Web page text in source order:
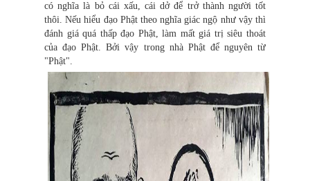
có nghĩa là bỏ cái xấu, cái dở để trở thành người tốt
thôi. Nếu hiểu đạo Phật theo nghĩa giác ngộ như vậy thì
đánh giá quá thấp đạo Phật, làm mất giá trị siêu thoát
của đạo Phật. Bởi vậy trong nhà Phật để nguyên từ
"Phật".